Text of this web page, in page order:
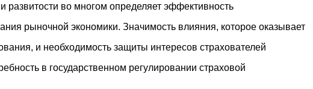
развитости во многом определяет эффективность
рыночной экономики. Значимость влияния, которое оказывает
и необходимость защиты интересов страхователей
в государственном регулировании страховой